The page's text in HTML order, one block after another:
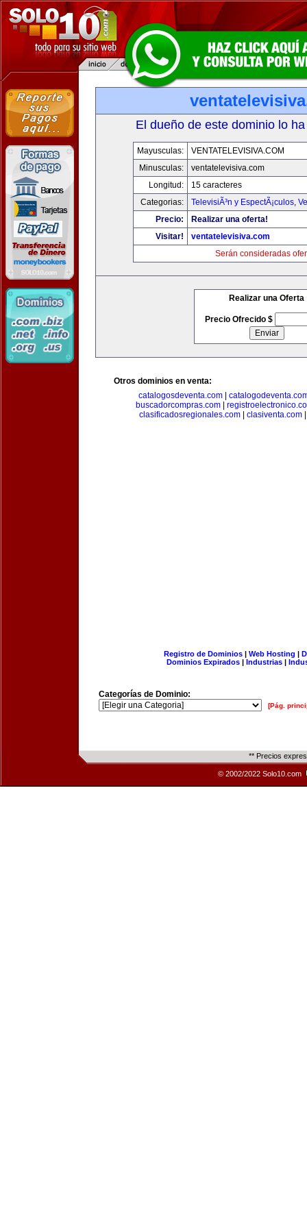
El dueño de este dominio lo
Mayusculas:
VENTATELEVISIVA.COM
Minusculas:
ventatelevisiva.com
Longitud:
15 caracteres
Categorias:
TelevisiÃ³n y EspectÃ¡culos,
Precio:
Realizar una oferta!
Visitar!
ventatelevisiva.com
Serán consideradas
Realizar una Oferta
Precio Ofrecido $
Otros dominios en venta:
catalogosdeventa.com
buscadorcompras.com
clasificadosregionales.com| clasiventa.com
Registro de Dominios| Web Hosting |
Dominios Expirados | Industrias |
Categorías de Dominio:
[Pág.
** Precios
© 2002/2022 Solo10.com